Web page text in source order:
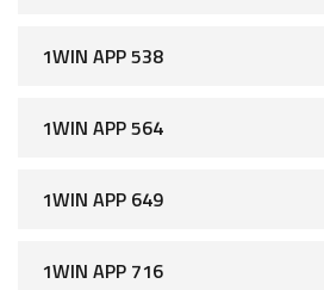
1WIN APP 538
1WIN APP 564
1WIN APP 649
1WIN APP 716